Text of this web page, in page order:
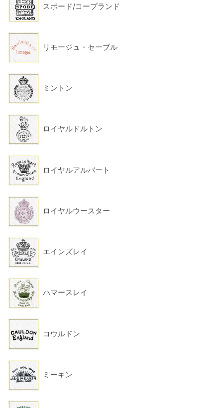
スポード/コープランド
リモージュ・セーブル
ミントン
ロイヤルドルトン
ロイヤルアルバート
ロイヤルウースター
エインズレイ
ハマースレイ
コウルドン
ミーキン